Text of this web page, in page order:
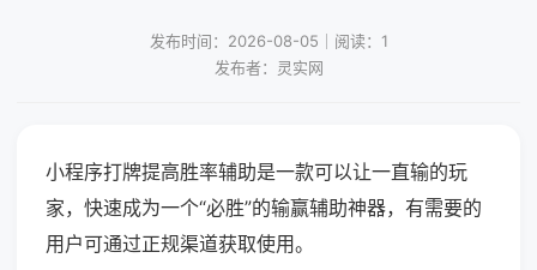
发布时间：2026-08-05｜阅读：1
发布者：灵实网
小程序打牌提高胜率辅助是一款可以让一直输的玩
家，快速成为一个“必胜”的输赢辅助神器，有需要的
用户可通过正规渠道获取使用。